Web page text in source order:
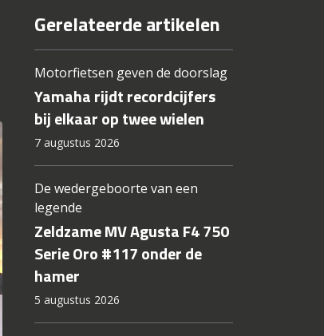
Gerelateerde artikelen
Motorfietsen geven de doorslag
Yamaha rijdt recordcijfers
bij elkaar op twee wielen
7 augustus 2026
De wedergeboorte van een
legende
Zeldzame MV Agusta F4 750
Serie Oro #117 onder de
hamer
5 augustus 2026